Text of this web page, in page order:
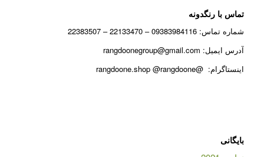
تماس با رنگدونه
شماره تماس: 09383984116 – 22133470 – 22383507
آدرس ایمیل: rangdoonegroup@gmail.com
اینستاگرام: @rangdoone.shop @rangdoone
بایگانی